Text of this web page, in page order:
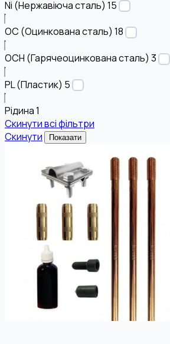
Ni (Нержавіюча сталь) 15
OC (Оцинкована сталь) 18
OCH (Гарячеоцинкована сталь) 3
PL (Пластик) 5
Рідина1
Скинути всі фільтри
Скинути
Показати